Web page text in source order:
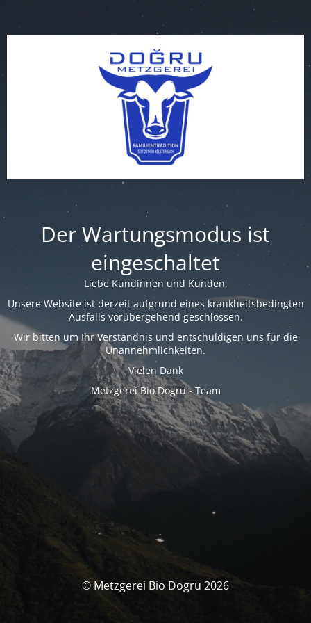
Der Wartungsmodus ist
eingeschaltet
Liebe Kundinnen und Kunden,
Unsere Website ist derzeit aufgrund eines krankheitsbedingten
Ausfalls vorübergehend geschlossen.
Wir bitten um Ihr Verständnis und entschuldigen uns für die
Unannehmlichkeiten.
Vielen Dank
Metzgerei Bio Dogru - Team
© Metzgerei Bio Dogru 2026